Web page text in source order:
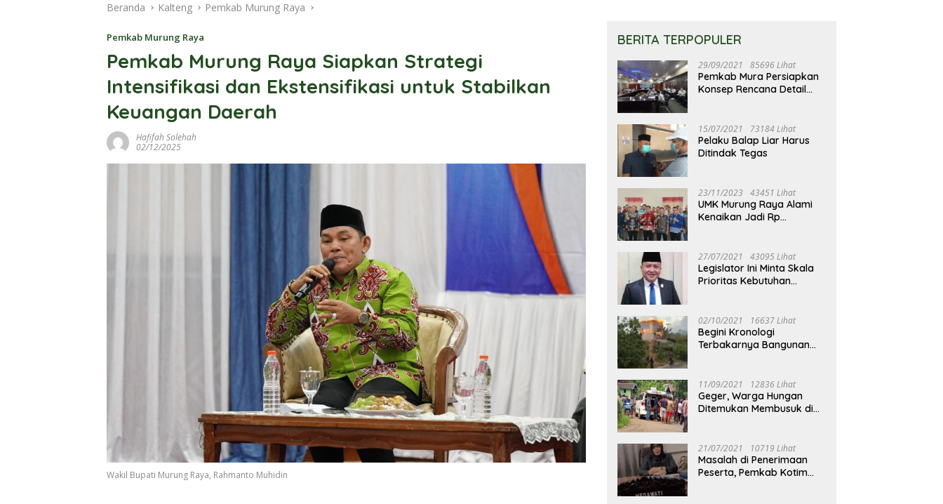
Beranda Kalteng Pemkab Murung Raya
Pemkab Murung Raya
Pemkab Murung Raya Siapkan Strategi
Intensifikasi dan Ekstensifikasi untuk Stabilkan
Keuangan Daerah
Hafifah Solehah
02/12/2025
Wakil Bupati Murung Raya, Rahmanto Muhidin
BERITA TERPOPULER
29/09/2021 85696 Lihat
Pemkab Mura Persiapkan
Konsep Rencana Detail
15/07/2021 73184 Lihat
Pelaku Balap Liar Harus
Ditindak Tegas
23/11/2023 43451 Lihat
UMK Murung Raya Alami
Kenaikan Jadi Rp
27/07/2021 43095 Lihat
Legislator Ini Minta Skala
Prioritas Kebutuhan
02/10/2021 16637 Lihat
Begini Kronologi
Terbakarnya Bangunan
11/09/2021 12836 Lihat
Geger, Warga Hungan
Ditemukan Membusuk di
21/07/2021 10719 Lihat
Masalah di Penerimaan
Peserta, Pemkab Kotim